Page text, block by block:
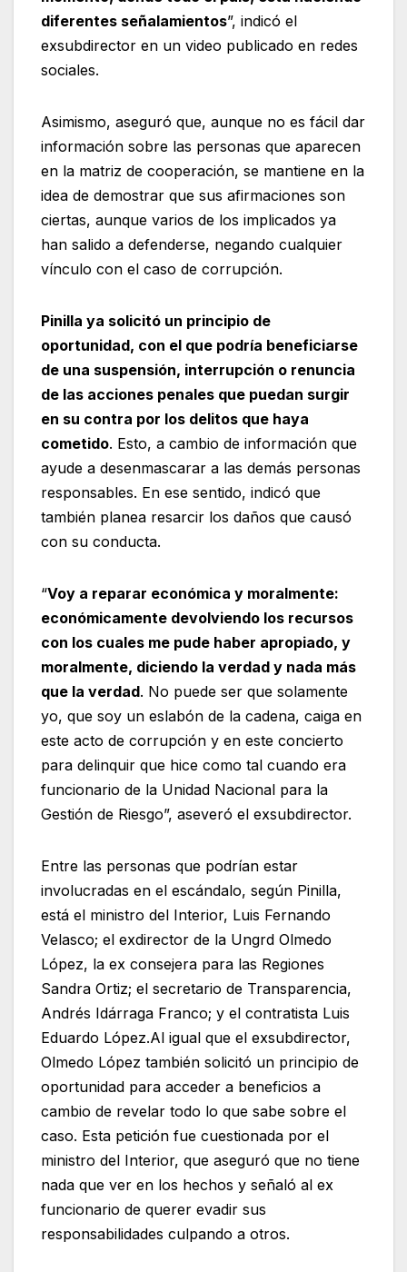
diferentes señalamientos”, indicó el
exsubdirector en un video publicado en redes
sociales.
Asimismo, aseguró que, aunque no es fácil dar
información sobre las personas que aparecen
en la matriz de cooperación, se mantiene en la
idea de demostrar que sus afirmaciones son
ciertas, aunque varios de los implicados ya
han salido a defenderse, negando cualquier
vínculo con el caso de corrupción.
Pinilla ya solicitó un principio de
oportunidad, con el que podría beneficiarse
de una suspensión, interrupción o renuncia
de las acciones penales que puedan surgir
en su contra por los delitos que haya
cometido. Esto, a cambio de información que
ayude a desenmascarar a las demás personas
responsables. En ese sentido, indicó que
también planea resarcir los daños que causó
con su conducta.
“Voy a reparar económica y moralmente:
económicamente devolviendo los recursos
con los cuales me pude haber apropiado, y
moralmente, diciendo la verdad y nada más
que la verdad. No puede ser que solamente
yo, que soy un eslabón de la cadena, caiga en
este acto de corrupción y en este concierto
para delinquir que hice como tal cuando era
funcionario de la Unidad Nacional para la
Gestión de Riesgo”, aseveró el exsubdirector.
Entre las personas que podrían estar
involucradas en el escándalo, según Pinilla,
está el ministro del Interior, Luis Fernando
Velasco; el exdirector de la Ungrd Olmedo
López, la ex consejera para las Regiones
Sandra Ortiz; el secretario de Transparencia,
Andrés Idárraga Franco; y el contratista Luis
Eduardo López.Al igual que el exsubdirector,
Olmedo López también solicitó un principio de
oportunidad para acceder a beneficios a
cambio de revelar todo lo que sabe sobre el
caso. Esta petición fue cuestionada por el
ministro del Interior, que aseguró que no tiene
nada que ver en los hechos y señaló al ex
funcionario de querer evadir sus
responsabilidades culpando a otros.